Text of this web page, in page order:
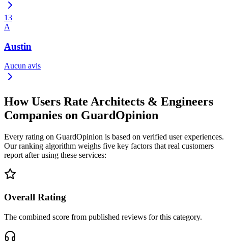
13
A
Austin
Aucun avis
How Users Rate Architects & Engineers
Companies on GuardOpinion
Every rating on GuardOpinion is based on verified user experiences.
Our ranking algorithm weighs five key factors that real customers
report after using these services:
Overall Rating
The combined score from published reviews for this category.